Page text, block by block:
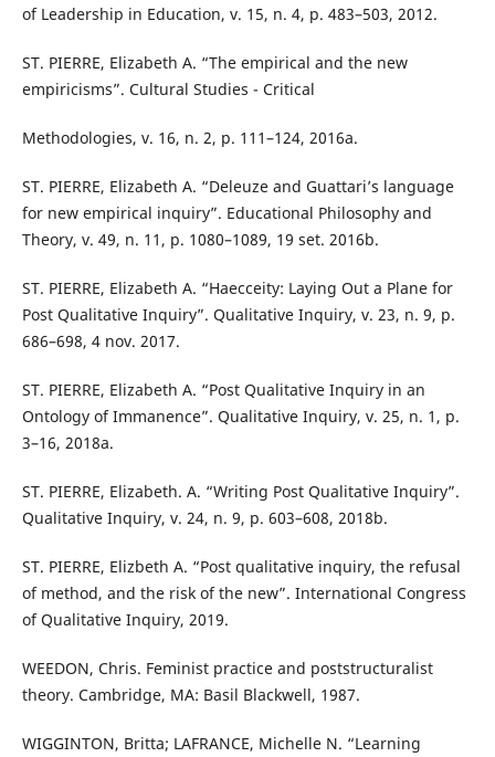
of Leadership in Education, v. 15, n. 4, p. 483–503, 2012.
ST. PIERRE, Elizabeth A. “The empirical and the new
empiricisms”. Cultural Studies - Critical
Methodologies, v. 16, n. 2, p. 111–124, 2016a.
ST. PIERRE, Elizabeth A. “Deleuze and Guattari’s language
for new empirical inquiry”. Educational Philosophy and
Theory, v. 49, n. 11, p. 1080–1089, 19 set. 2016b.
ST. PIERRE, Elizabeth A. “Haecceity: Laying Out a Plane for
Post Qualitative Inquiry”. Qualitative Inquiry, v. 23, n. 9, p.
686–698, 4 nov. 2017.
ST. PIERRE, Elizabeth A. “Post Qualitative Inquiry in an
Ontology of Immanence”. Qualitative Inquiry, v. 25, n. 1, p.
3–16, 2018a.
ST. PIERRE, Elizabeth. A. “Writing Post Qualitative Inquiry”.
Qualitative Inquiry, v. 24, n. 9, p. 603–608, 2018b.
ST. PIERRE, Elizbeth A. “Post qualitative inquiry, the refusal
of method, and the risk of the new”. International Congress
of Qualitative Inquiry, 2019.
WEEDON, Chris. Feminist practice and poststructuralist
theory. Cambridge, MA: Basil Blackwell, 1987.
WIGGINTON, Britta; LAFRANCE, Michelle N. “Learning